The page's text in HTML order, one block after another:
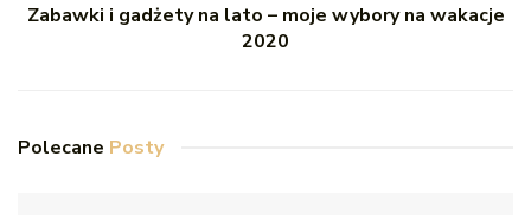
Zabawki i gadżety na lato – moje wybory na wakacje
2020
Polecane Posty